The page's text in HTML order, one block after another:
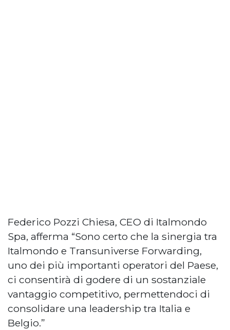
Federico Pozzi Chiesa, CEO di Italmondo
Spa, afferma “Sono certo che la sinergia tra
Italmondo e Transuniverse Forwarding,
uno dei più importanti operatori del Paese,
ci consentirà di godere di un sostanziale
vantaggio competitivo, permettendoci di
consolidare una leadership tra Italia e
Belgio.”